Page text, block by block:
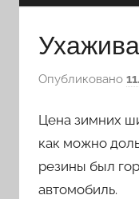
Опубликовано
Цена зимних
как можно
резины был
автомобиль.